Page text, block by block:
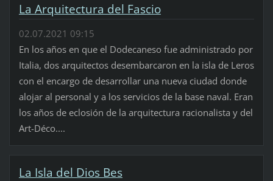
La Arquitectura del Fascio
02.07.2021 09:15
En los años en que el Dodecaneso fue administrado por
Italia, dos arquitectos desembarcaron en la isla de Leros
con el encargo de desarrollar una nueva ciudad donde
alojar al personal y a los servicios de la base naval. Eran
los años de eclosión de la arquitectura racionalista y del
Art-Déco....
La Isla del Dios Bes